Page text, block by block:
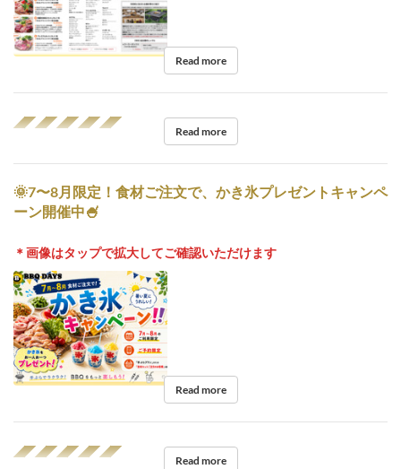
Read more
◢◤◢◤◢◤◢◤◢◤
Read more
🌞7〜8月限定！食材ご注文で、かき氷プレゼントキャンペ
ーン開催中🍧
＊画像はタップで拡大してご確認いただけます
Read more
◢◤◢◤◢◤◢◤◢◤
Read more